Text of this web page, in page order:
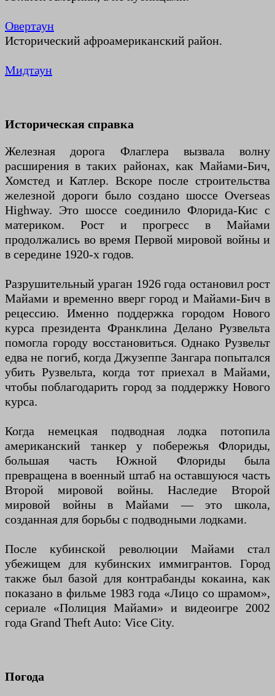
Овертаун
Исторический афроамериканский район.
Мидтаун
Историческая справка
Железная дорога Флаглера вызвала волну
расширения в таких районах, как Майами-Бич,
Хомстед и Катлер. Вскоре после строительства
железной дороги было создано шоссе Overseas
Highway. Это шоссе соединило Флорида-Кис с
материком. Рост и прогресс в Майами
продолжались во время Первой мировой войны и
в середине 1920-х годов.
Разрушительный ураган 1926 года остановил рост
Майами и временно вверг город и Майами-Бич в
рецессию. Именно поддержка городом Нового
курса президента Франклина Делано Рузвельта
помогла городу восстановиться. Однако Рузвельт
едва не погиб, когда Джузеппе Зангара попытался
убить Рузвельта, когда тот приехал в Майами,
чтобы поблагодарить город за поддержку Нового
курса.
Когда немецкая подводная лодка потопила
американский танкер у побережья Флориды,
большая часть Южной Флориды была
превращена в военный штаб на оставшуюся часть
Второй мировой войны. Наследие Второй
мировой войны в Майами — это школа,
созданная для борьбы с подводными лодками.
После кубинской революции Майами стал
убежищем для кубинских иммигрантов. Город
также был базой для контрабанды кокаина, как
показано в фильме 1983 года «Лицо со шрамом»,
сериале «Полиция Майами» и видеоигре 2002
года Grand Theft Auto: Vice City.
Погода